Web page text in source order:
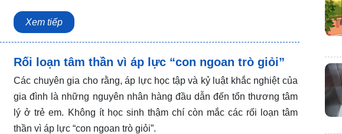
Xem tiếp
Rối loạn tâm thần vì áp lực “con ngoan trò giỏi”
Các chuyên gia cho rằng, áp lực học tập và kỷ luật khắc nghiệt của
gia đình là những nguyên nhân hàng đầu dẫn đến tổn thương tâm
lý ở trẻ em. Không ít học sinh thậm chí còn mắc các rối loạn tâm
thần vì áp lực “con ngoan trò giỏi”.